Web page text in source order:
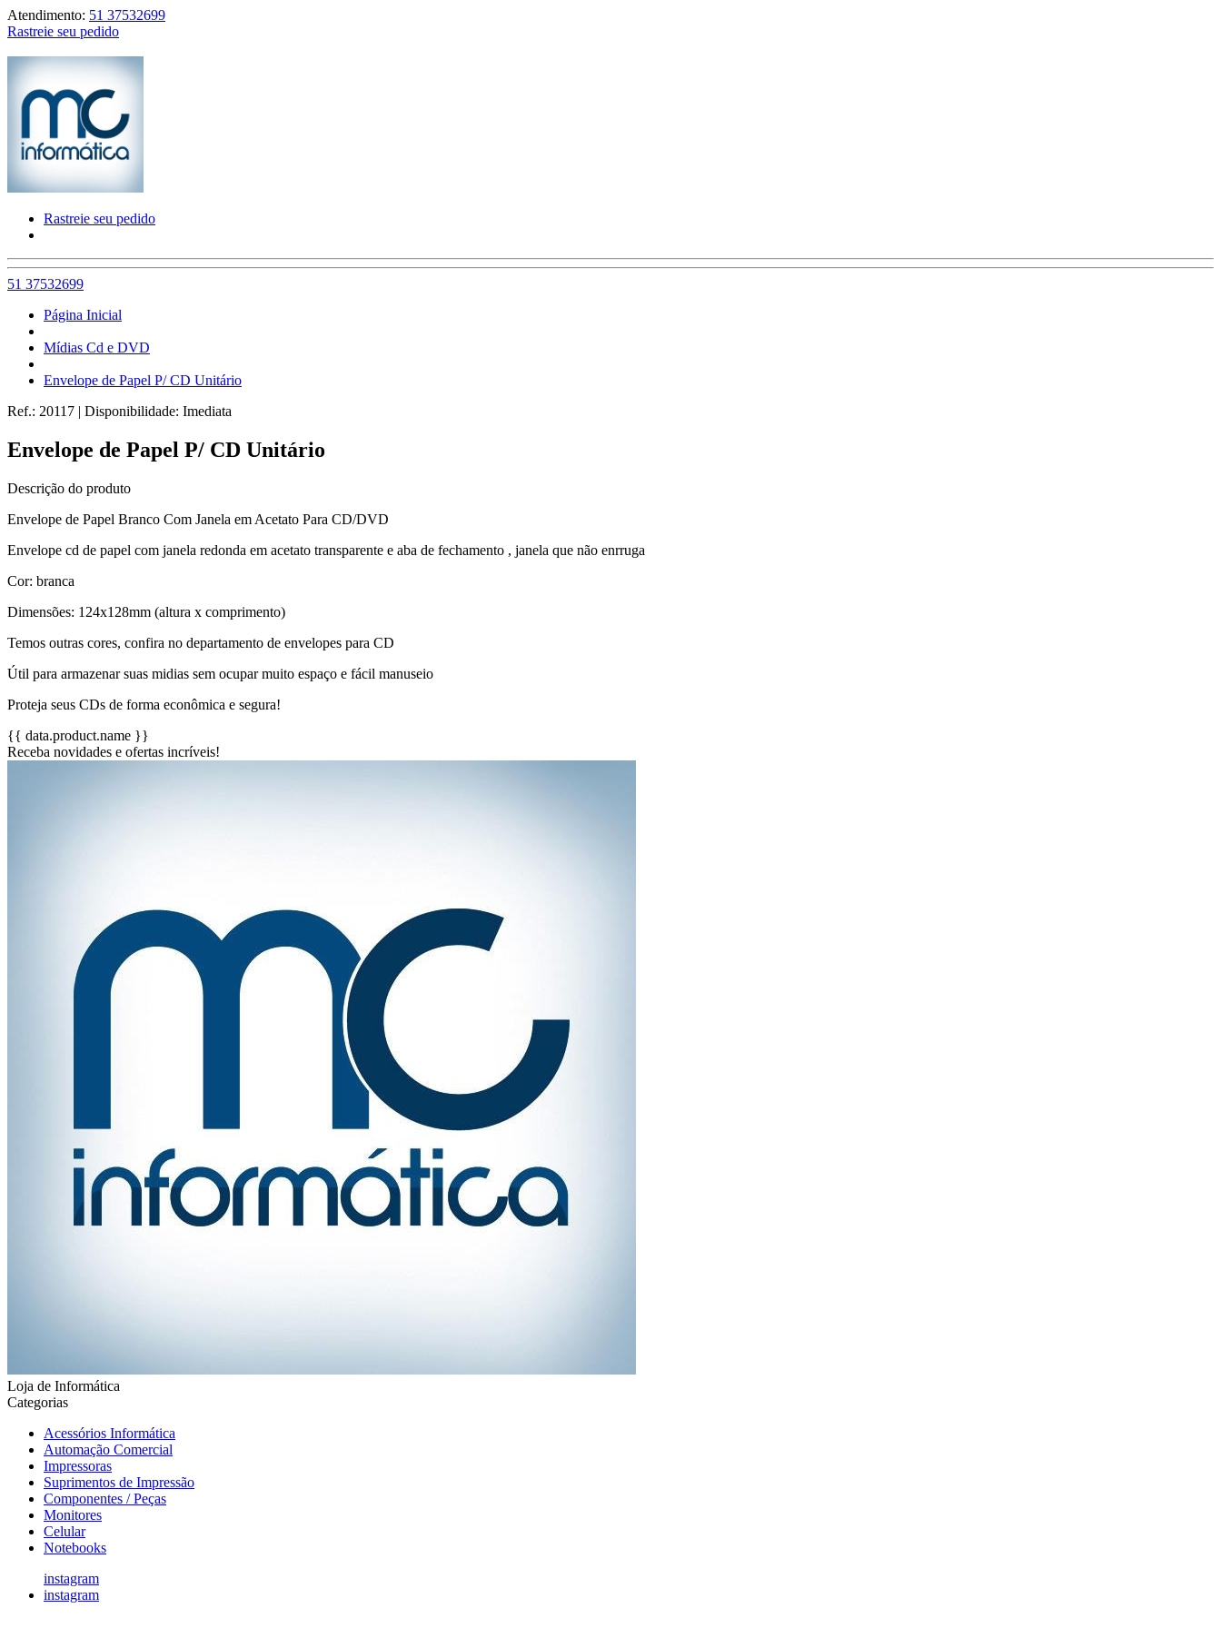
Atendimento: 51 37532699
Rastreie seu pedido
Rastreie seu pedido
51 37532699
Página Inicial
Mídias Cd e DVD
Envelope de Papel P/ CD Unitário
Ref.: 20117 | Disponibilidade: Imediata
Envelope de Papel P/ CD Unitário
Descrição do produto
Envelope de Papel Branco Com Janela em Acetato Para CD/DVD
Envelope cd de papel com janela redonda em acetato transparente e aba de fechamento , janela que não enrruga
Cor: branca
Dimensões: 124x128mm (altura x comprimento)
Temos outras cores, confira no departamento de envelopes para CD
Útil para armazenar suas midias sem ocupar muito espaço e fácil manuseio
Proteja seus CDs de forma econômica e segura!
{{ data.product.name }}
Receba novidades e ofertas incríveis!
Loja de Informática
Categorias
Acessórios Informática
Automação Comercial
Impressoras
Suprimentos de Impressão
Componentes / Peças
Monitores
Celular
Notebooks
instagram
instagram